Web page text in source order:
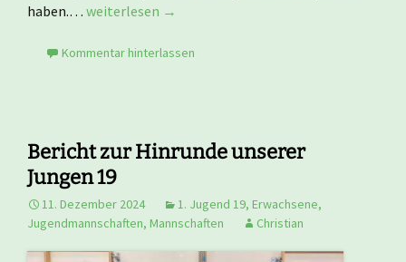
haben.… weiterlesen →
Kommentar hinterlassen
Bericht zur Hinrunde unserer
Jungen 19
11. Dezember 2024 1. Jugend 19, Erwachsene,
Jugendmannschaften, Mannschaften Christian